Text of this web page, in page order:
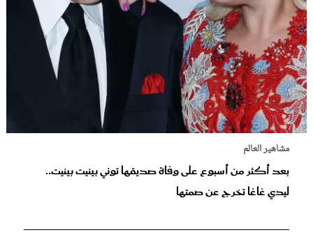
مشاهير العالم
بعد أكثر من أسبوع على وفاة صديقها توني بينيت بينيت..
ليدي غاغا تخرج عن صمتها